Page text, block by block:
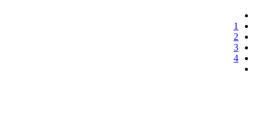
1
2
3
4